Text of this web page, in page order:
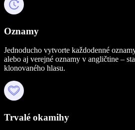
Oznamy
Jednoducho vytvorte každodenné
alebo aj verejné oznamy v angličtine –
klonovaného hlasu.
Trvalé okamihy